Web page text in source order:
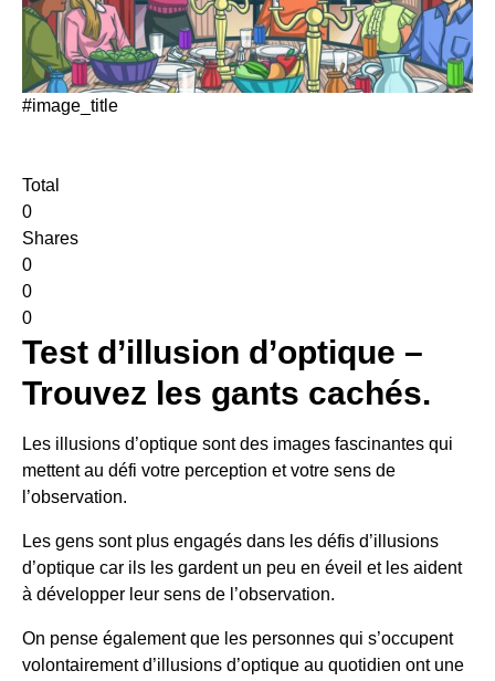
#image_title
Total
0
Shares
0
0
0
Test d’illusion d’optique –
Trouvez les gants cachés.
Les illusions d’optique sont des images fascinantes qui
mettent au défi votre perception et votre sens de
l’observation.
Les gens sont plus engagés dans les défis d’illusions
d’optique car ils les gardent un peu en éveil et les aident
à développer leur sens de l’observation.
On pense également que les personnes qui s’occupent
volontairement d’illusions d’optique au quotidien ont une